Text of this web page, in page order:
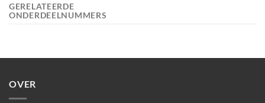
GERELATEERDE
ONDERDEELNUMMERS
OVER